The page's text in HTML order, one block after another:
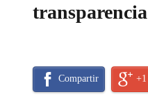
transparencia
Compartir +1